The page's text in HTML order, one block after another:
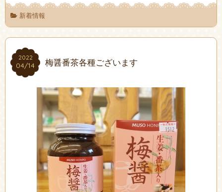
新着情報
2022
04/14
2022
04/14 梅醤番茶各種ございます